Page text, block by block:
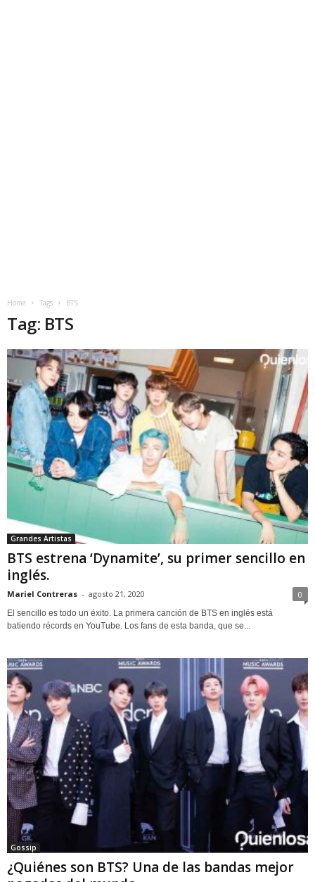
Home Tags BTS
Tag: BTS
Grandes Artistas
BTS estrena ‘Dynamite’, su primer sencillo en
inglés.
Mariel Contreras - agosto 21, 2020 0
El sencillo es todo un éxito. La primera canción de BTS en inglés está
batiendo récords en YouTube. Los fans de esta banda, que se...
Gossip
¿Quiénes son BTS? Una de las bandas mejor